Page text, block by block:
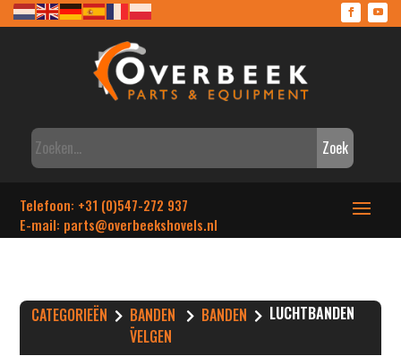
Zoek
Telefoon: +31 (0)547-272 937
E-mail: parts@overbeekshovels.nl
CATEGORIEËN BANDEN
-
VELGEN
BANDEN LUCHTBANDEN